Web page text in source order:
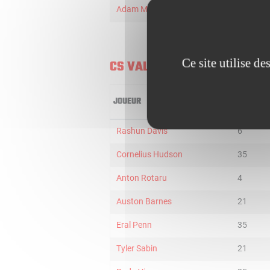
Adam MOKOKA
CS VALCEA 1924
JOUEUR
Rashun Davis 6
Cornelius Hudson 35
Anton Rotaru 4
Auston Barnes 21
Eral Penn 35
Tyler Sabin 21
Ce site utilise